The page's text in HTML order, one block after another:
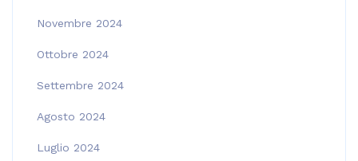
Novembre 2024
Ottobre 2024
Settembre 2024
Agosto 2024
Luglio 2024